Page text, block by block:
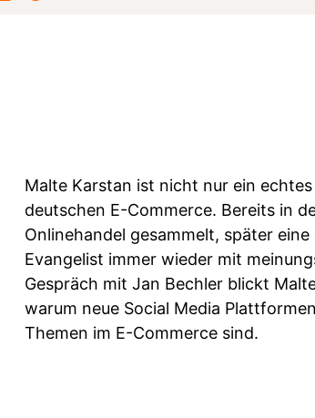
Malte Karstan ist nicht nur ein
deutschen E-Commerce. Bereits in
Onlinehandel gesammelt, später
Evangelist immer wieder mit
Gespräch mit Jan Bechler blickt
warum neue Social Media
Themen im E-Commerce sind.